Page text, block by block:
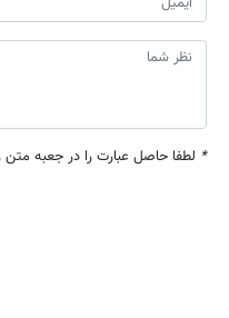
* لطفا حاصل عبارت را در جعبه متن